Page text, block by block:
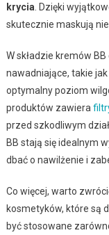
krycia . Dzięki
skutecznie maskują
W składzie kremów
nawadniające, takie jak
optymalny poziom
produktów zawiera
przed szkodliwym
BB stają się idealnym
dbać o nawilżenie i
Co więcej, warto
kosmetyków, które są
być stosowane